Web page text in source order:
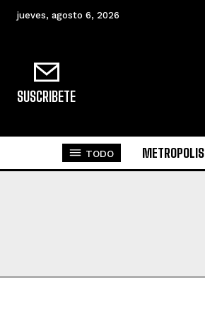
jueves, agosto 6, 2026
SUSCRIBETE
TODO METROPOLIS